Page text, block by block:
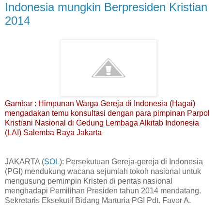
Indonesia mungkin Berpresiden Kristian
2014
Gambar : Himpunan Warga Gereja di Indonesia (Hagai)
mengadakan temu konsultasi dengan para pimpinan Parpol
Kristiani Nasional di Gedung Lembaga Alkitab Indonesia
(LAI) Salemba Raya Jakarta
JAKARTA (SOL): Persekutuan Gereja-gereja di Indonesia
(PGI) mendukung wacana sejumlah tokoh nasional untuk
mengusung pemimpin Kristen di pentas nasional
menghadapi Pemilihan Presiden tahun 2014 mendatang.
Sekretaris Eksekutif Bidang Marturia PGI Pdt. Favor A.